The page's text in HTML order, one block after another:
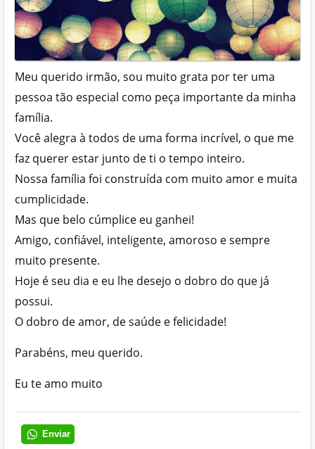
Meu querido irmão, sou muito grata por ter uma
pessoa tão especial como peça importante da minha
família.
Você alegra à todos de uma forma incrível, o que me
faz querer estar junto de ti o tempo inteiro.
Nossa família foi construída com muito amor e muita
cumplicidade.
Mas que belo cúmplice eu ganhei!
Amigo, confiável, inteligente, amoroso e sempre
muito presente.
Hoje é seu dia e eu lhe desejo o dobro do que já
possui.
O dobro de amor, de saúde e felicidade!
Parabéns, meu querido.
Eu te amo muito
Enviar